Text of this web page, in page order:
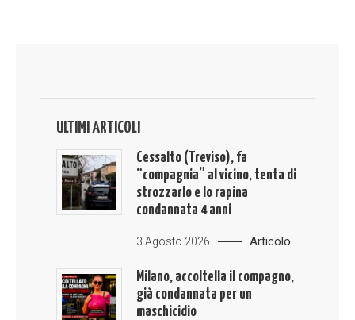
ULTIMI ARTICOLI
Cessalto (Treviso), fa
“compagnia” al vicino, tenta di
strozzarlo e lo rapina
condannata 4 anni
3 Agosto 2026 Articolo
Milano, accoltella il compagno,
già condannata per un
maschicidio